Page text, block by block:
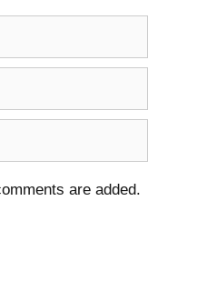
are added.